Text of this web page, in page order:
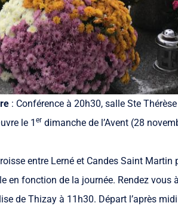
: Conférence à 20h30, salle Ste
le 1 er dimanche de l’Avent (28
entre Lerné et Candes Saint Martin
fonction de la journée. Rendez vous
de Thizay à 11h30. Départ l’après